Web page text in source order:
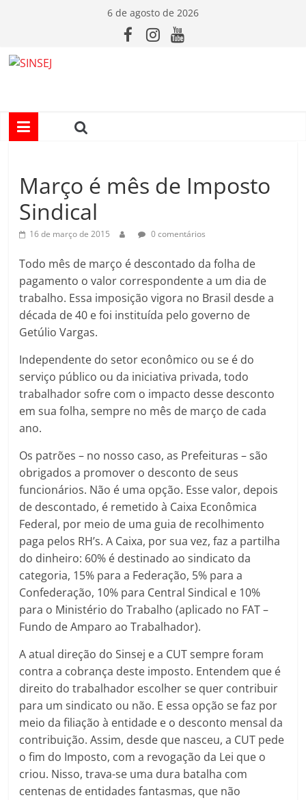
conteúdo
6 de agosto de 2026
I
S
E
Março é mês de Imposto
Sindical
16 de março de 2015 0 comentários
Todo mês de março é descontado da folha de
pagamento o valor correspondente a um dia de
trabalho. Essa imposição vigora no Brasil desde a
década de 40 e foi instituída pelo governo de
Getúlio Vargas.
Independente do setor econômico ou se é do
serviço público ou da iniciativa privada, todo
trabalhador sofre com o impacto desse desconto
em sua folha, sempre no mês de março de cada
ano.
Os patrões – no nosso caso, as Prefeituras – são
obrigados a promover o desconto de seus
funcionários. Não é uma opção. Esse valor, depois
de descontado, é remetido à Caixa Econômica
Federal, por meio de uma guia de recolhimento
paga pelos RH’s. A Caixa, por sua vez, faz a partilha
do dinheiro: 60% é destinado ao sindicato da
categoria, 15% para a Federação, 5% para a
Confederação, 10% para Central Sindical e 10%
para o Ministério do Trabalho (aplicado no FAT –
Fundo de Amparo ao Trabalhador).
A atual direção do Sinsej e a CUT sempre foram
contra a cobrança deste imposto. Entendem que é
direito do trabalhador escolher se quer contribuir
para um sindicato ou não. E essa opção se faz por
meio da filiação à entidade e o desconto mensal da
contribuição. Assim, desde que nasceu, a CUT pede
o fim do Imposto, com a revogação da Lei que o
criou. Nisso, trava-se uma dura batalha com
centenas de entidades fantasmas, que não